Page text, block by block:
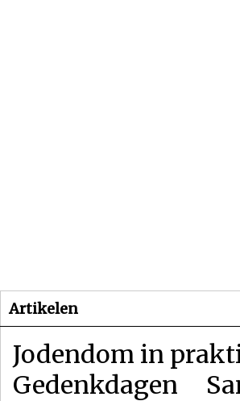
Artikelen
Jodendom in
Gedenkdagen